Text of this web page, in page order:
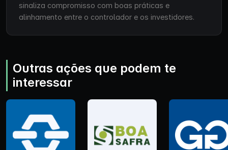
sinaliza compromisso com boas práticas e
alinhamento entre o controlador e os investidores.
Outras ações que podem te
interessar